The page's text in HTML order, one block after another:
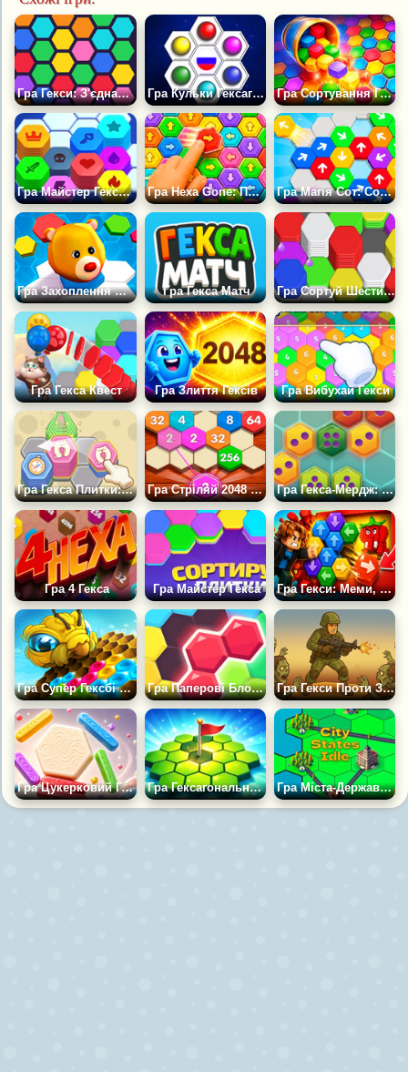
Гра Гекси: З'єднай Однією Лінією Гра Кульки Гексагони Гра Сортування Гексів
Гра Майстер Гекса Сортування Гра Hexa Gone: Проста, Але Захоплююча Головоломка Гра Магія Сот: Сортування
Гра Захоплення шестикутників Гра Гекса Матч Гра Сортуй Шестикутники
Гра Гекса Квест Гра Злиття Гексів Гра Вибухай Гекси
Гра Гекса Плитки: Потрійний Матч Гра Стріляй 2048 Гекса Гра Гекса-Мердж: Чарівні Стільники
Гра 4 Гекса Гра Майстер Гекса Гра Гекси: Меми, Майн та Оббі
Гра Супер Гексбі Злиття Гра Паперові Блоки Гекса Гра Гекси Проти Зомбі 3Д
Гра Цукерковий Гекс Гра Гексагональний Сапер: Логічна Головоломка Гра Міста-Держави: Idle